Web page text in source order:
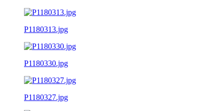
P1180313.jpg
P1180330.jpg
P1180327.jpg